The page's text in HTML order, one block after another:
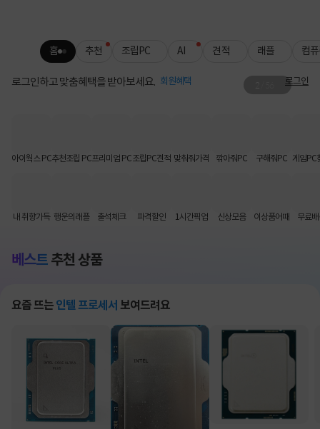
홈 추천 조립PC AI 견적 래플 컴
로그인하고 맞춤혜택을 받아보세요. 회원혜택 로그인
아이웍스 PC추천조립 PC프리미엄 PC조립PC견적 맞춰줘가격 깎아줘PC 구해줘PC 게임PC
내 취향가득 행운의래플 출석체크 파격할인 1시간픽업 신상모음 이상품어때 무료
베스트 추천 상품
요즘 뜨는 인텔 프로세서 보여드려요